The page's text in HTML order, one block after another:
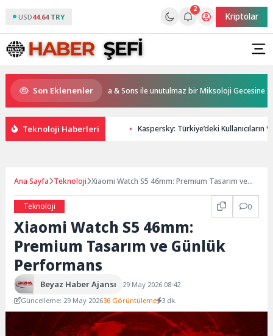
USD44.64 TRY
2
Kriptolar
Son Eklenenler
Resorts, Ödüllü bar Panda & Sons ile unutulmaz bir Miksoloji Gecesine İmza
Teknoloji Haberleri Kaspersky: Türkiye’deki Kullanıcıların
Ana Sayfa Teknoloji Xiaomi Watch S5 46mm: Premium Tasarım ve
Teknoloji
0
Xiaomi Watch S5 46mm:
Premium Tasarım ve Günlük
Performans
Beyaz Haber Ajansı
29 May 2026 08:42
Güncelleme: 29 May 202636 Görüntüleme 3 dk.